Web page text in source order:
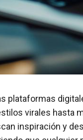
plataformas
virales hasta
inspiración y